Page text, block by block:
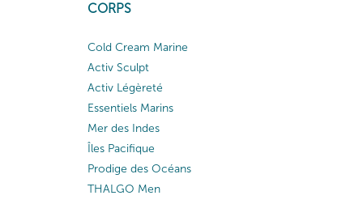
CORPS
Cold Cream Marine
Activ Sculpt
Activ Légèreté
Essentiels Marins
Mer des Indes
Îles Pacifique
Prodige des Océans
THALGO Men